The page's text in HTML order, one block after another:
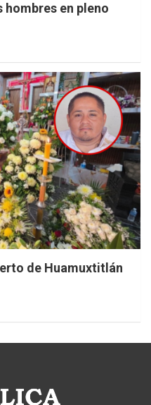
hombres en pleno
de Huamuxtitlán